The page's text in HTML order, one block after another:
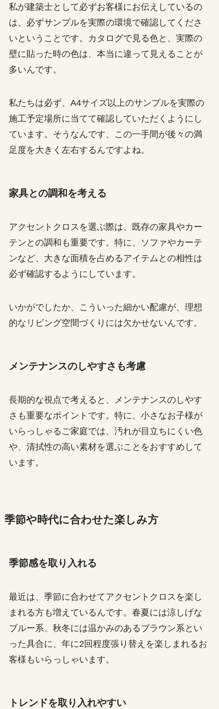
私が建築士として必ずお客様にお伝えしているの
は、必ずサンプルを実際の環境で確認してくださ
いということです。カタログで見る色と、実際の
壁に貼った時の色は、本当に違って見えることが
多いんです。
私たちは必ず、A4サイズ以上のサンプルを実際の
施工予定場所に当てて確認していただくようにし
ています。そうなんです、この一手間が後々の満
足度を大きく左右するんですよね。
家具との調和を考える
アクセントクロスを選ぶ際は、既存の家具やカー
テンとの調和も重要です。特に、ソファやカーテ
ンなど、大きな面積を占めるアイテムとの相性は
必ず確認するようにしています。
いかがでしたか、こういった細かい配慮が、理想
的なリビング空間づくりには欠かせないんです。
メンテナンスのしやすさも考慮
長期的な視点で考えると、メンテナンスのしやす
さも重要なポイントです。特に、小さなお子様が
いらっしゃるご家庭では、汚れが目立ちにくい色
や、清拭性の高い素材を選ぶことをおすすめして
います。
季節や時代に合わせた楽しみ方
季節感を取り入れる
最近は、季節に合わせてアクセントクロスを楽し
まれる方も増えているんです。春夏には涼しげな
ブルー系、秋冬には温かみのあるブラウン系とい
った具合に、年に2回程度張り替えを楽しまれるお
客様もいらっしゃいます。
トレンドを取り入れやすい